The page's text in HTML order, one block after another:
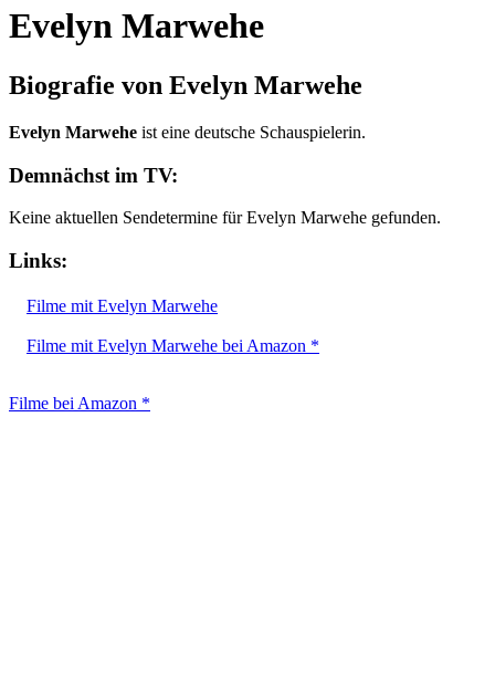
Evelyn Marwehe
Biografie von Evelyn Marwehe
Evelyn Marwehe ist eine deutsche Schauspielerin.
Demnächst im TV:
Keine aktuellen Sendetermine für Evelyn Marwehe gefunden.
Links:
Filme mit Evelyn Marwehe
Filme mit Evelyn Marwehe bei Amazon *
Filme bei Amazon *